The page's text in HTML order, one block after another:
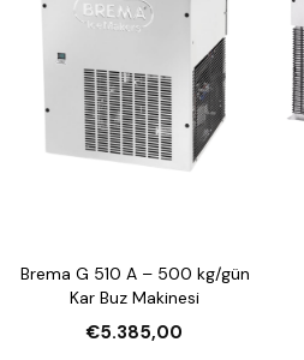
Brema G 510 A – 500 kg/gün
Kar Buz Makinesi
€5.385,00